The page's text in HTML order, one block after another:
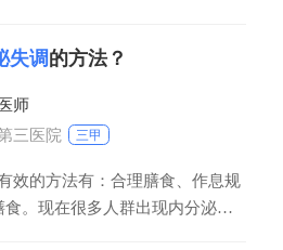
取不足，或饮食不当，对自身内
造成内分泌失调。心境变化也是
力和精神压力过大，都容易造成
失调的方法？
师
三医院
三甲
的方法有：合理膳食、作息规
。现在很多人群出现内分泌失